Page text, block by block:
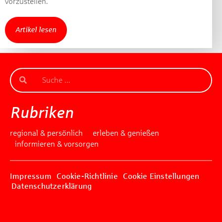
Artikel lesen
Rubriken
regional & persönlich
erleben & genießen
informieren & vorsorgen
Impressum Cookie-Richtlinie
Cookie Einstellungen
Datenschutzerklärung